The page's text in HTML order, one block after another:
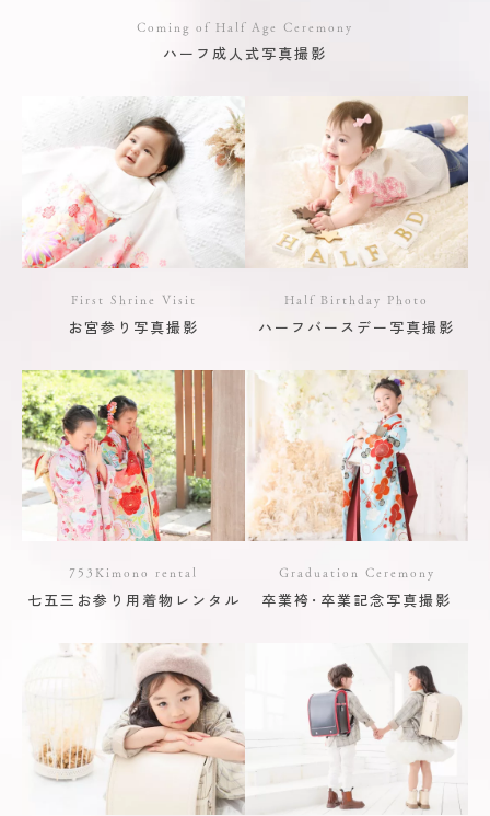
Coming of Half Age Ceremony
ハーフ成人式写真撮影
First Shrine Visit
お宮参り写真撮影
Half Birthday Photo
ハーフバースデー写真撮影
753Kimono rental
七五三お参り用着物レンタル
Graduation Ceremony
卒業袴･卒業記念写真撮影